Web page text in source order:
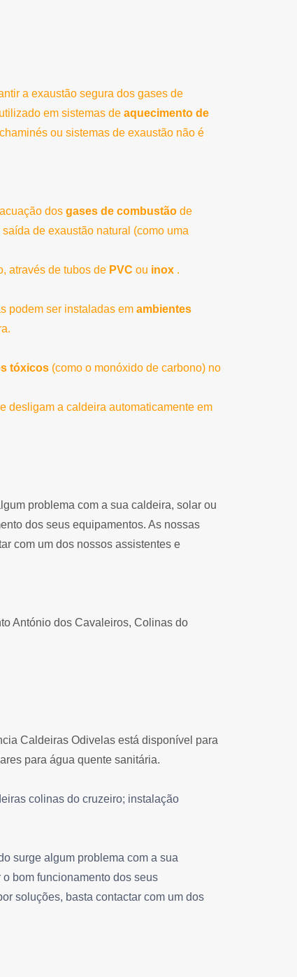
a exaustão segura dos gases de
em sistemas de aquecimento de
ou sistemas de exaustão não é
dos gases de combustão de
de exaustão natural (como uma
através de tubos de PVC ou inox .
podem ser instaladas em ambientes
tóxicos (como o monóxido de carbono) no
desligam a caldeira automaticamente em
problema com a sua caldeira, solar ou
dos seus equipamentos. As nossas
com um dos nossos assistentes e
António dos Cavaleiros, Colinas do
Caldeiras Odivelas está disponível para
para água quente sanitária.
colinas do cruzeiro; instalação
surge algum problema com a sua
bom funcionamento dos seus
soluções, basta contactar com um dos